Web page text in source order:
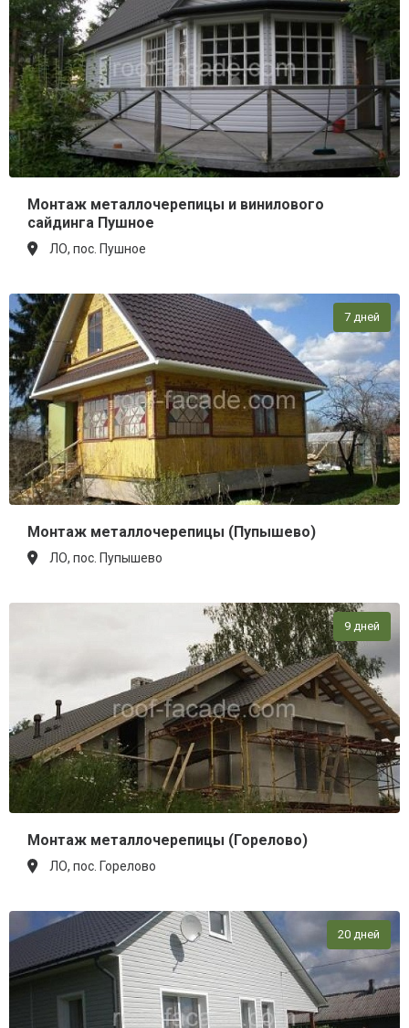
Монтаж металлочерепицы и винилового
сайдинга Пушное
ЛО, пос. Пушное
7 дней
Монтаж металлочерепицы (Пупышево)
ЛО, пос. Пупышево
9 дней
Монтаж металлочерепицы (Горелово)
ЛО, пос. Горелово
20 дней